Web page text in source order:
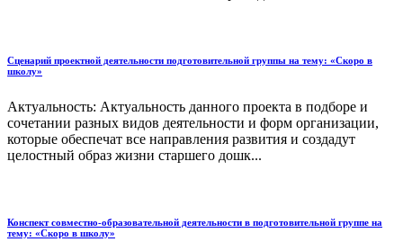
Сценарий проектной деятельности подготовительной группы на тему: «Скоро в
школу»
Актуальность: Актуальность данного проекта в подборе и
сочетании разных видов деятельности и форм организации,
которые обеспечат все направления развития и создадут
целостный образ жизни старшего дошк...
Конспект совместно-образовательной деятельности в подготовительной группе на
тему: «Скоро в школу»